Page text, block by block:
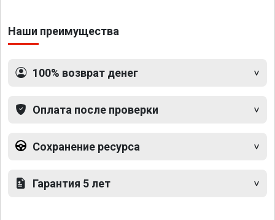
Наши преимущества
100% возврат денег
Оплата после проверки
Сохранение ресурса
Гарантия 5 лет